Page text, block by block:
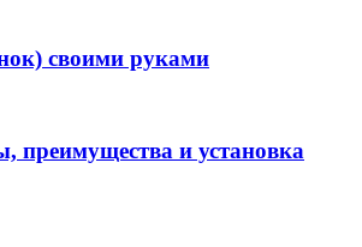
своими руками
преимущества и установка